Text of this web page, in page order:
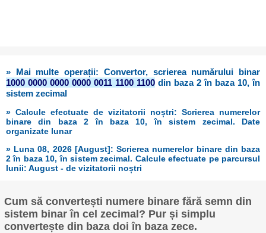
» Mai multe operații: Convertor, scrierea numărului binar
1000 0000 0000 0000 0011 1100 1100 din baza 2 în baza 10, în
sistem zecimal
» Calcule efectuate de vizitatorii noștri: Scrierea numerelor
binare din baza 2 în baza 10, în sistem zecimal. Date
organizate lunar
» Luna 08, 2026 [August]: Scrierea numerelor binare din baza
2 în baza 10, în sistem zecimal. Calcule efectuate pe parcursul
lunii: August - de vizitatorii noștri
Cum să convertești numere binare fără semn din
sistem binar în cel zecimal? Pur și simplu
convertește din baza doi în baza zece.